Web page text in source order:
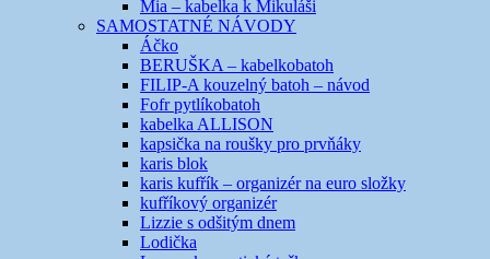
Mia – kabelka k Mikuláši
SAMOSTATNÉ NÁVODY
Áčko
BERUŠKA – kabelkobatoh
FILIP-A kouzelný batoh – návod
Fofr pytlíkobatoh
kabelka ALLISON
kapsička na roušky pro prvňáky
karis blok
karis kufřík – organizér na euro složky
kufříkový organizér
Lizzie s odšitým dnem
Lodička